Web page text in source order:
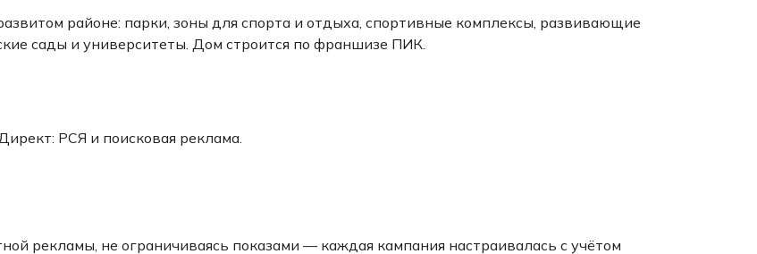
районе: парки, зоны для спорта и отдыха, спортивные комплексы, развивающие
сады и университеты. Дом строится по франшизе ПИК.
РСЯ и поисковая реклама.
рекламы, не ограничиваясь показами — каждая кампания настраивалась с учётом